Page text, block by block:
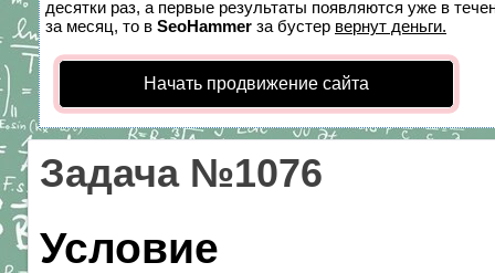
десятки раз, а первые результаты появляются уже в
за месяц, то в SeoHammer за бустер вернут деньги.
Начать продвижение сайта
Задача №1076
Условие